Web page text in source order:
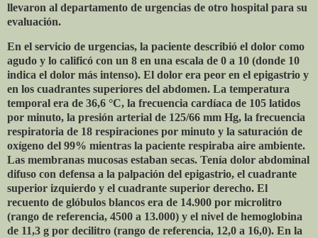
llevaron al departamento de urgencias de otro hospital para su
evaluación.
En el servicio de urgencias, la paciente describió el dolor como
agudo y lo calificó con un 8 en una escala de 0 a 10 (donde 10
indica el dolor más intenso). El dolor era peor en el epigastrio y
en los cuadrantes superiores del abdomen. La temperatura
temporal era de 36,6 °C, la frecuencia cardíaca de 105 latidos
por minuto, la presión arterial de 125/66 mm Hg, la frecuencia
respiratoria de 18 respiraciones por minuto y la saturación de
oxígeno del 99% mientras la paciente respiraba aire ambiente.
Las membranas mucosas estaban secas. Tenía dolor abdominal
difuso con defensa a la palpación del epigastrio, el cuadrante
superior izquierdo y el cuadrante superior derecho. El
recuento de glóbulos blancos era de 14.900 por microlitro
(rango de referencia, 4500 a 13.000) y el nivel de hemoglobina
de 11,3 g por decilitro (rango de referencia, 12,0 a 16,0). En la